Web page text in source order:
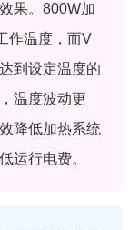
果。800W加
作温度，而V
到设定温度的
温度波动更
降低加热系统
运行电费。